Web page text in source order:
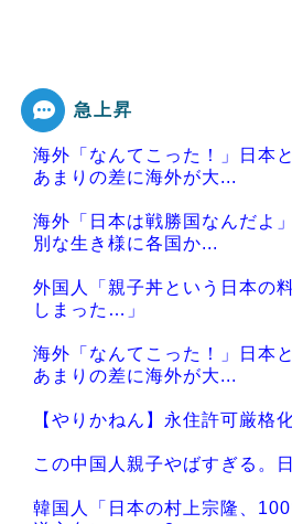
急上昇
海外「なんてこった！」日本
あまりの差に海外が大...
海外「日本は戦勝国なんだよ
別な生き様に各国か...
外国人「親子丼という日本の
しまった…」
海外「なんてこった！」日本
あまりの差に海外が大...
【やりかねん】永住許可厳格
この中国人親子やばすぎる。
韓国人「日本の村上宗隆、